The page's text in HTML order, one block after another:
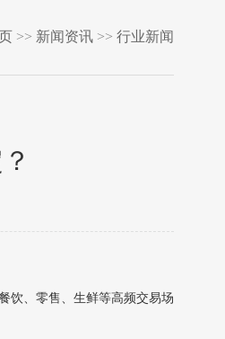
>> 新闻资讯 >> 行业新闻
饮、零售、生鲜等高频交易场